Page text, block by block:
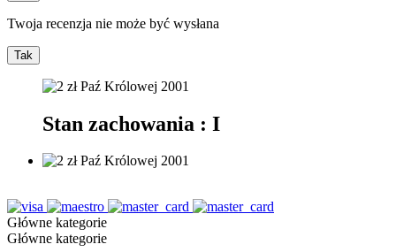
Twoja recenzja nie może być wysłana
Tak
Stan zachowania : I
Główne kategorie
Główne kategorie